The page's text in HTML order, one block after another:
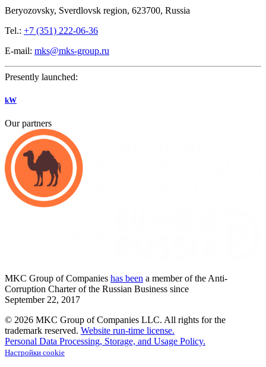
Beryozovsky, Sverdlovsk region, 623700, Russia
Tel.: +7 (351) 222-06-36
E-mail: mks@mks-group.ru
Presently launched:
kW
Our partners
MKC Group of Companies has been a member of the Anti-
Corruption Charter of the Russian Business since
September 22, 2017
© 2026 MKC Group of Companies LLC. All rights for the
trademark reserved. Website run-time license.
Personal Data Processing, Storage, and Usage Policy.
Настройки cookie